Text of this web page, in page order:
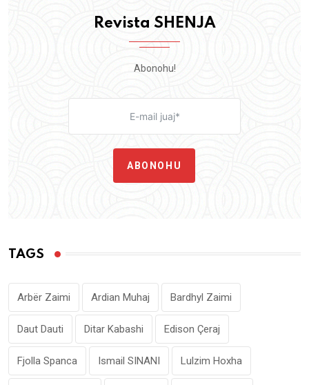
Revista SHENJA
Abonohu!
ABONOHU
TAGS
Arbër Zaimi Ardian Muhaj Bardhyl Zaimi
Daut Dauti Ditar Kabashi Edison Çeraj
Fjolla Spanca Ismail SINANI Lulzim Hoxha